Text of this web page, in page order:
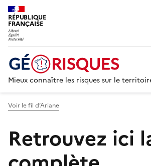
RÉPUBLIQUE
FRANÇAISE
Mieux connaître les risques sur le
Voir le fil d’Ariane
Retrouvez ici